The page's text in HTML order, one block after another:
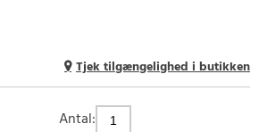
Tjek tilgængelighed i butikken
Antal: